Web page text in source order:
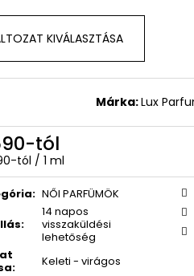
KIVÁLASZTÁSA
Márka:Lux
-tól
tól / 1 ml
: NŐI PARFÜMÖK
:
14 napos
visszaküldési
lehetőség
:
Keleti - virágos